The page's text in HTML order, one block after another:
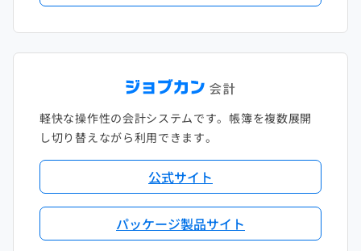
軽快な操作性の会計システムです。帳簿を複数展開
し切り替えながら利用できます。
公式サイト
パッケージ製品サイト